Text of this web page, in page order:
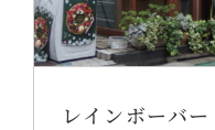
レインボーバ